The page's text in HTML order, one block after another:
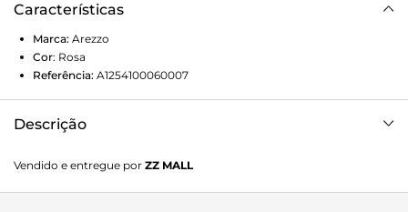
Características
Marca: Arezzo
Cor: Rosa
Referência: A1254100060007
Descrição
sola rasteira flat emborrachada e palmilha texturizada da
cor do chinelo. De bico quadrado, traz tiras finas injetadas,
Vendido e entregue por ZZ MALL